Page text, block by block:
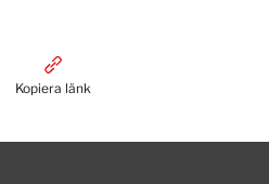
Kopiera länk